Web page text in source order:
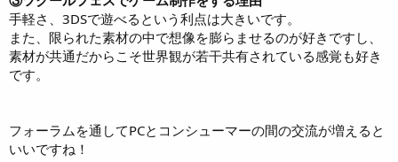
手軽さ、3DSで遊べるという利点は大きいです。
また、限られた素材の中で想像を膨らませるのが好きですし、
素材が共通だからこそ世界観が若干共有されている感覚も好き
です。
フォーラムを通してPCとコンシューマーの間の交流が増えると
いいですね！